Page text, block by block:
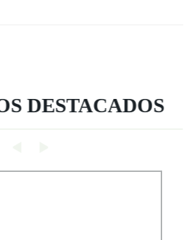
DESTACADOS